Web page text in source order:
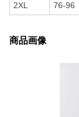
2XL 76-96
商品画像